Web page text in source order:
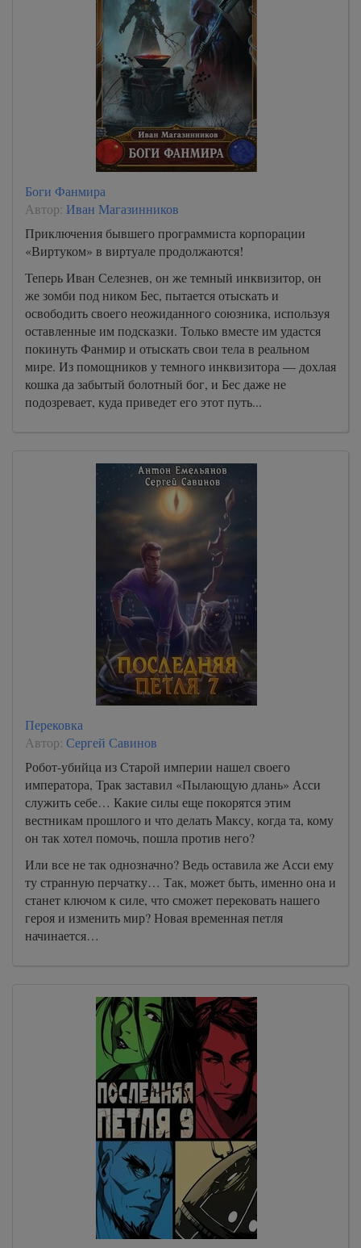
Боги Фанмира
Автор: Иван Магазинников
Приключения бывшего программиста корпорации
«Виртуком» в виртуале продолжаются!
Теперь Иван Селезнев, он же темный инквизитор, он
же зомби под ником Бес, пытается отыскать и
освободить своего неожиданного союзника, используя
оставленные им подсказки. Только вместе им удастся
покинуть Фанмир и отыскать свои тела в реальном
мире. Из помощников у темного инквизитора — дохлая
кошка да забытый болотный бог, и Бес даже не
подозревает, куда приведет его этот путь...
Перековка
Автор: Сергей Савинов
Робот-убийца из Старой империи нашел своего
императора, Трак заставил «Пылающую длань» Асси
служить себе… Какие силы еще покорятся этим
вестникам прошлого и что делать Максу, когда та, кому
он так хотел помочь, пошла против него?
Или все не так однозначно? Ведь оставила же Асси ему
ту странную перчатку… Так, может быть, именно она и
станет ключом к силе, что сможет перековать нашего
героя и изменить мир? Новая временная петля
начинается…